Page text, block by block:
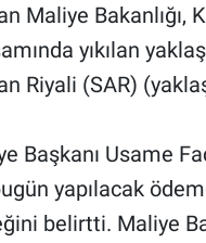
Maliye Bakanlığı,
yıkılan
Riyali (SAR)
Başkanı Usame
yapılacak
belirtti. Maliye